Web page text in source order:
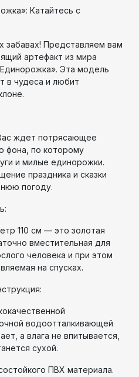
Катайтесь с
забавах! Представляем вам
артефакт из мира
Эта модель
в чудеса и любит
ждет потрясающее
фона, по которому
и милые единорожки.
праздника и сказки
погоду.
110 см — это золотая
вместительная для
человека и при этом
на спусках.
водоотталкивающей
а влага не впитывается,
сухой.
ПВХ материала.